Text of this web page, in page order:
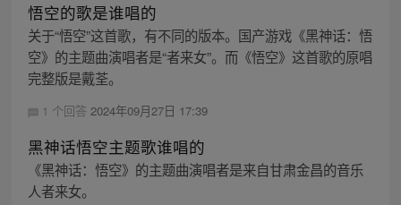
悟空的歌是谁唱的
关于“悟空”这首歌，有不同的版本。国产游戏《黑神话：悟
空》的主题曲演唱者是“者来女”。而《悟空》这首歌的原唱
完整版是戴荃。
1 个回答 2024年09月27日 17:39
黑神话悟空主题歌谁唱的
《黑神话：悟空》的主题曲演唱者是来自甘肃金昌的音乐
人者来女。